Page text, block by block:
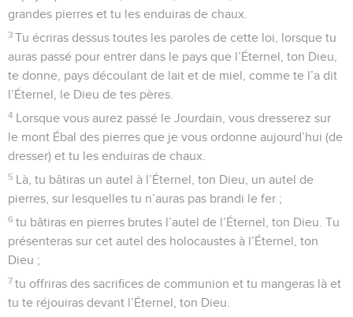
Tous les peuples de la terre verront que le nom de
l’Éternel est invoqué sur toi, et ils te craindront.
L’Éternel te comblera de biens, en multipliant le fruit de
tes entrailles, le fruit de tes troupeaux et le fruit de ton sol,
dans le territoire que l’Éternel a juré à tes pères de te
donner.
12 L’Éternel t’ouvrira son bon trésor, le ciel, pour envoyer à
ton pays la pluie en son temps et pour bénir tout le travail de
tes mains ; tu prêteras à beaucoup de nations et tu
n’emprunteras pas.
13 L’Éternel fera de toi la tête et non la queue, tu seras
toujours en haut et tu ne seras jamais en bas, lorsque tu
obéiras aux commandements de l’Éternel, ton Dieu, que je
te prescris aujourd’hui, lorsque tu les observeras et les
mettras en pratique,
14 et que tu ne t’écarteras ni à droite ni à gauche de tous les